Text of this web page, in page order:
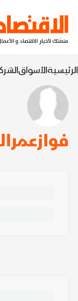
الرئيسيةالأسواق